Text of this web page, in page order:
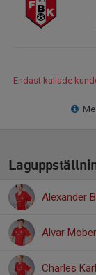
Endast kallade
Alexander
Alvar
Charles